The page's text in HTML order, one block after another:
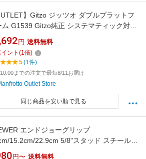
】Gitzo ジッツオ ダブルプラットフ
ム G1539 Gitzo純正 システマティック対応
ラアクセサリー【アウトレット】
円 送料無料
ント (1倍)
5(1件)
までの注文で最短8/11お届け
Outlet Store
同じ商品を安い順で見る
エンドジョーグリップ
15.2cm/22.9cm 5/8"スタッド スチール製
フトエンドバイスクランプ 調節可能なアル
円〜 送料無料